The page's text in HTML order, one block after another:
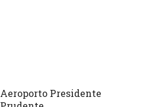
Aeroporto Presidente